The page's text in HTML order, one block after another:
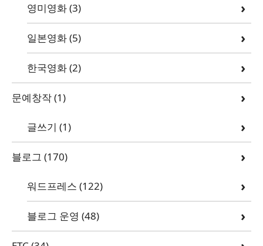
영미영화(3)
일본영화(5)
한국영화(2)
문예창작(1)
글쓰기 (1)
블로그 (170)
워드프레스 (122)
블로그 운영 (48)